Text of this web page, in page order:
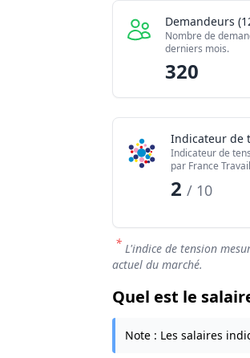
Offres publiées (12
Embauches
Indice de tension
Demandeurs
Nombre de
derniers mois.
320
Indicateur de
Indicateur de
par France
2 / 10
* L'indice de tension
actuel du marché.
Quel est le
Note : Les salaires